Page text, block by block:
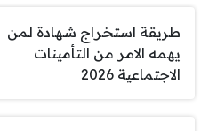
طريقة استخراج شهادة لمن
يهمه الامر من التأمينات
الاجتماعية 2026